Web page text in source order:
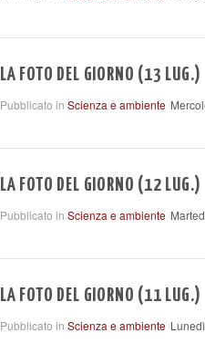
LA FOTO DEL GIORNO (13 LUG.)
Pubblicato in Scienza e ambiente
LA FOTO DEL GIORNO (12 LUG.)
Pubblicato in Scienza e ambiente
LA FOTO DEL GIORNO (11 LUG.)
Pubblicato in Scienza e ambiente